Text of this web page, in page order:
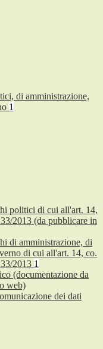
di amministrazione,
1
politici di cui all'art. 14,
2013 (da pubblicare in
di amministrazione, di
di cui all'art. 14, co.
2013 1
(documentazione da
web)
dei dati